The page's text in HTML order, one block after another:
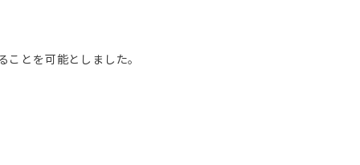
とを可能としました。